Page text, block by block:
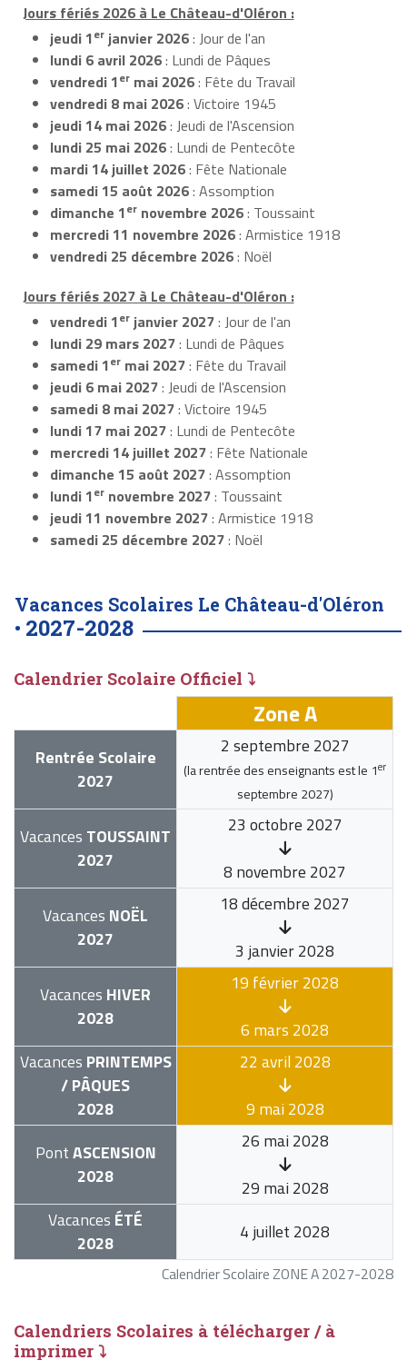
Jours fériés 2026 à Le Château-d'Oléron :
jeudi 1er janvier 2026: Jour de l'an
lundi 6 avril 2026: Lundi de Pâques
vendredi 1er mai 2026: Fête du Travail
vendredi 8 mai 2026: Victoire 1945
jeudi 14 mai 2026: Jeudi de l'Ascension
lundi 25 mai 2026: Lundi de Pentecôte
mardi 14 juillet 2026: Fête Nationale
samedi 15 août 2026: Assomption
dimanche 1er novembre 2026: Toussaint
mercredi 11 novembre 2026: Armistice 1918
vendredi 25 décembre 2026: Noël
Jours fériés 2027 à Le Château-d'Oléron :
vendredi 1er janvier 2027: Jour de l'an
lundi 29 mars 2027: Lundi de Pâques
samedi 1er mai 2027: Fête du Travail
jeudi 6 mai 2027: Jeudi de l'Ascension
samedi 8 mai 2027: Victoire 1945
lundi 17 mai 2027: Lundi de Pentecôte
mercredi 14 juillet 2027: Fête Nationale
dimanche 15 août 2027: Assomption
lundi 1er novembre 2027: Toussaint
jeudi 11 novembre 2027: Armistice 1918
samedi 25 décembre 2027: Noël
Vacances Scolaires Le Château-d'Oléron
• 2027-2028
Calendrier Scolaire Officiel ⤵
Calendrier Scolaire ZONE A 2027-2028
Zone A
Rentrée Scolaire
2027
2 septembre 2027
(la rentrée des enseignants est le 1er
septembre 2027)
Vacances TOUSSAINT
2027
23 octobre 2027
8 novembre 2027
Vacances NOËL
2027
18 décembre 2027
3 janvier 2028
Vacances HIVER
2028
19 février 2028
6 mars 2028
Vacances PRINTEMPS
/ PÂQUES
2028
22 avril 2028
9 mai 2028
PontASCENSION
2028
26 mai 2028
29 mai 2028
Vacances ÉTÉ
2028
4 juillet 2028
Calendriers Scolaires à télécharger / à
imprimer ⤵